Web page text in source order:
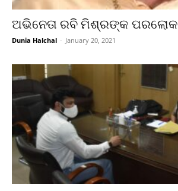
ଅଭିନେତା ରବି ମିଶ୍ରଙ୍କ ପରଲୋକ
Dunia Halchal - January 20, 2021